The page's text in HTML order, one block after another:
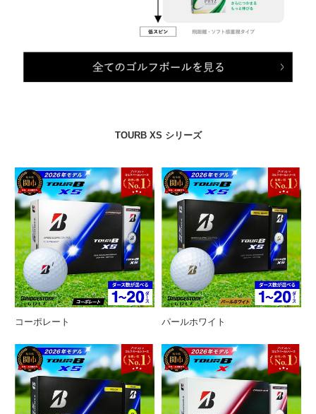
TOURB XS シリーズ
コーポレート パールホワイト